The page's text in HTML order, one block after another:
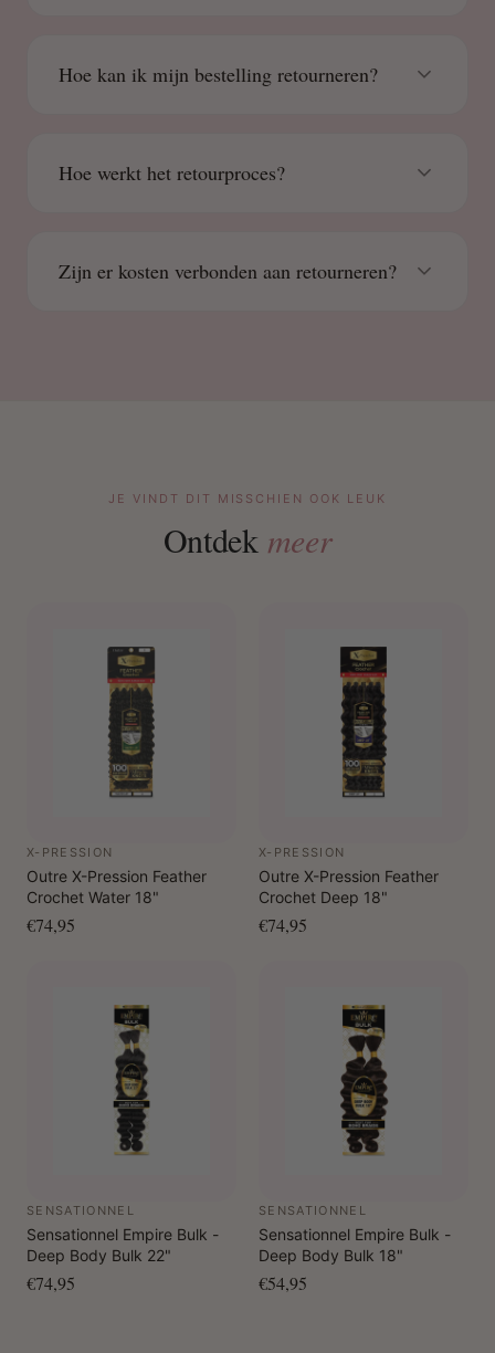
Hoe kan ik mijn bestelling retourneren?
Hoe werkt het retourproces?
Zijn er kosten verbonden aan retourneren?
JE VINDT DIT MISSCHIEN OOK LEUK
Ontdek meer
X-PRESSION
Outre X-Pression Feather
Crochet Water 18"
€74,95
X-PRESSION
Outre X-Pression Feather
Crochet Deep 18"
€74,95
SENSATIONNEL
Sensationnel Empire Bulk -
Deep Body Bulk 22"
€74,95
SENSATIONNEL
Sensationnel Empire Bulk -
Deep Body Bulk 18"
€54,95